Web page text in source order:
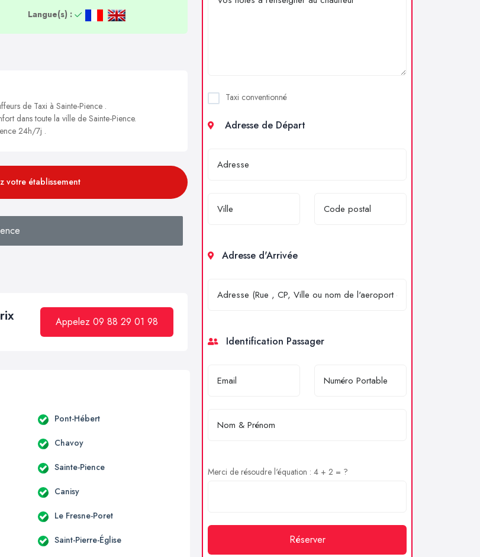
Langue(s) :
de Taxi à Sainte-Pience .
dans toute la ville de Sainte-Pience.
24h/7j .
votre établissement
Appelez 09 88 29 01 98
Pont-Hébert
Chavoy
Sainte-Pience
Canisy
Le Fresne-Poret
Saint-Pierre-Église
Taxi conventionné
Adresse de Départ
Adresse d'Arrivée
Identification Passager
Merci de résoudre l'équation : 4 + 2 = ?
Réserver